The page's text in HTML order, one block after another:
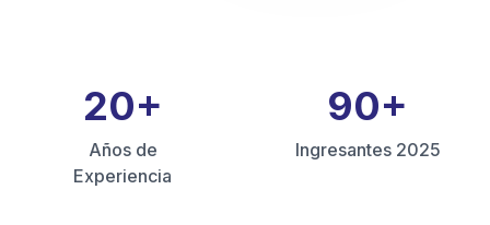
20+
Años de
Experiencia
90+
Ingresantes 2025